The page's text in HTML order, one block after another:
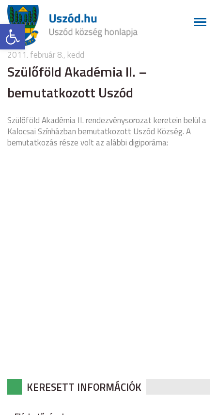
Eszköztár megnyitása
2011. február 8., kedd
Szülőföld Akadémia II. –
bemutatkozott Uszód
Szülőföld Akadémia II. rendezvénysorozat keretein belül a
Kalocsai Színházban bemutatkozott Uszód Község. A
bemutatkozás része volt az alábbi digiporáma:
KERESETT INFORMÁCIÓK